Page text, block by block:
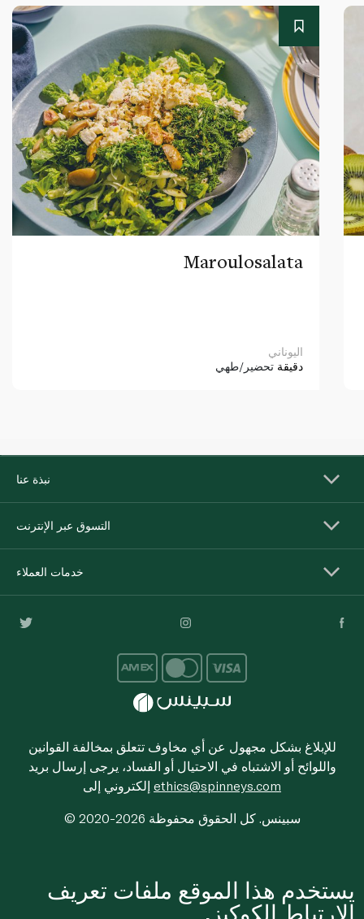
Maroulosalata
اليوناني
دقيقة تحضير/طهي
نبذة عنا
التسوق عبر الإنترنت
خدمات العملاء
للإبلاغ بشكل مجهول عن أي مخاوف تتعلق بمخالفة القوانين
واللوائح أو الاشتباه في الاحتيال أو الفساد، يرجى إرسال بريد
ethics@spinneys.com
© 2020-2026 سبينس. كل الحقوق محفوظة
يستخدم هذا الموقع ملفات تعريف
الارتباط الكوكيز.